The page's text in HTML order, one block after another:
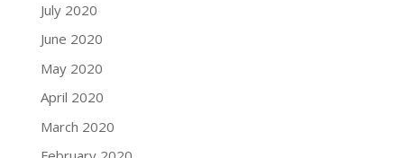
July 2020
June 2020
May 2020
April 2020
March 2020